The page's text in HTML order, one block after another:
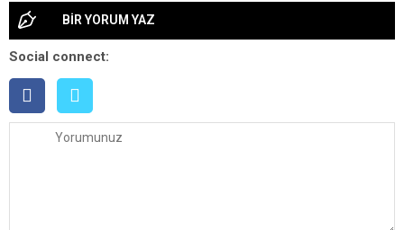
BİR YORUM YAZ
Social connect: